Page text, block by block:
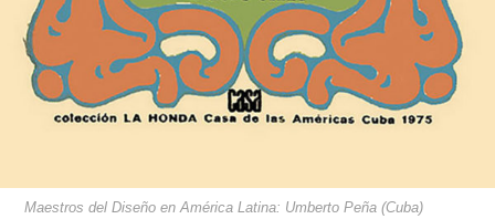
Maestros del Diseño en América Latina: Umberto Peña (Cuba)